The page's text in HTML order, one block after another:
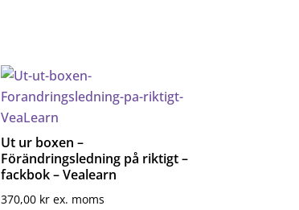
Ut ur boxen –
Förändringsledning på riktigt –
fackbok – Vealearn
370,00 kr ex. moms